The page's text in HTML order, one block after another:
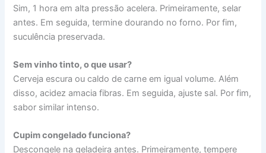
Sim, 1 hora em alta pressão acelera. Primeiramente, selar
antes. Em seguida, termine dourando no forno. Por fim,
suculência preservada.
Sem vinho tinto, o que usar?
Cerveja escura ou caldo de carne em igual volume. Além
disso, acidez amacia fibras. Em seguida, ajuste sal. Por fim,
sabor similar intenso.
Cupim congelado funciona?
Descongele na geladeira antes. Primeiramente, tempere